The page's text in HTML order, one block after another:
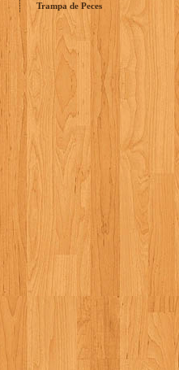
Trampa de Peces